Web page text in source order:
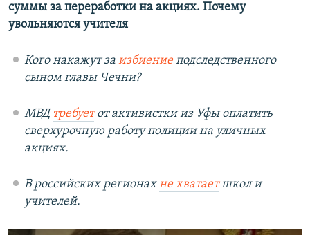
суммы за переработки на акциях. Почему
увольняются учителя
Кого накажут за избиениеподследственного
сыном главы Чечни?
МВД требуетот активистки из Уфы оплатить
сверхурочную работу полиции на уличных
акциях.
В российских регионахне хватаетшкол и
учителей.